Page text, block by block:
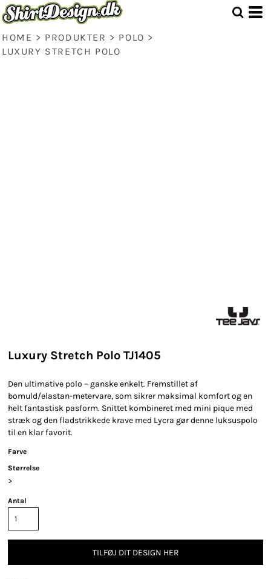
HOME > PRODUKTER > POLO >
LUXURY STRETCH POLO
Luxury Stretch Polo TJ1405
Den ultimative polo – ganske enkelt. Fremstillet af
bomuld/elastan-metervare, som sikrer maksimal komfort og en
helt fantastisk pasform. Snittet kombineret med mini pique med
stræk og den fladstrikkede krave med Lycra gør denne luksuspolo
til en klar favorit.
Farve
Størrelse
>
Antal
TILFØJ DIT DESIGN HER